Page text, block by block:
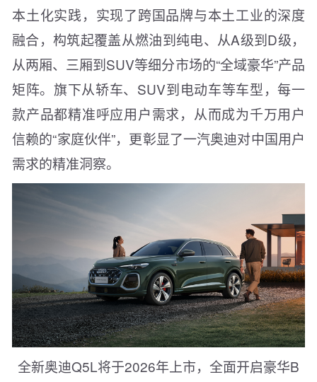
本土化实践，实现了跨国品牌与本土工业的深度
融合，构筑起覆盖从燃油到纯电、从A级到D级，
从两厢、三厢到SUV等细分市场的“全域豪华”产品
矩阵。旗下从轿车、SUV到电动车等车型，每一
款产品都精准呼应用户需求，从而成为千万用户
信赖的“家庭伙伴”，更彰显了一汽奥迪对中国用户
需求的精准洞察。
全新奥迪Q5L将于2026年上市，全面开启豪华B